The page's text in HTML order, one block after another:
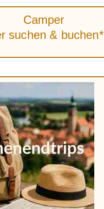
Camper
suchen & buchen*